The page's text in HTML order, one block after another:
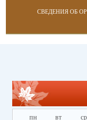
СВЕДЕНИЯ ОБ
пн вт ср